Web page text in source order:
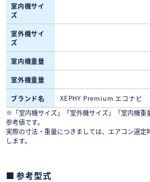
室内機サイ
ズ
室外機サイ
ズ
室内機重量
室外機重量
ブランド名
XEPHY Premium エコナビ
※「室内機サイズ」「室外機サイズ」「室内機重
参考値です。
実際の寸法・重量につきましては、エアコン選定
します。
参考型式